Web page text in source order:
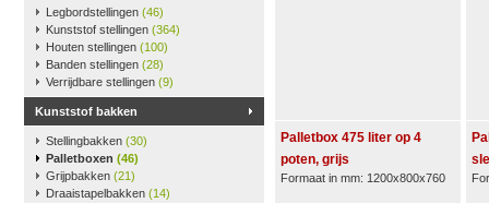
Legbordstellingen (46)
Kunststof stellingen (364)
Houten stellingen (100)
Banden stellingen (28)
Verrijdbare stellingen (9)
Kunststof bakken
Stellingbakken (30)
Palletboxen (46)
Grijpbakken (21)
Draaistapelbakken (14)
Palletbox 475 liter op 4
poten, grijs
Formaat in mm: 1200x800x760